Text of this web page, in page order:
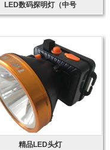
LED数码探明灯（中号
精品LED头灯